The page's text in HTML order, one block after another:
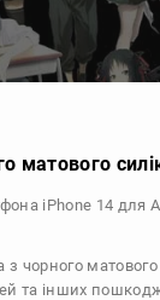
матового
iPhone 14 для
чорного
та інших